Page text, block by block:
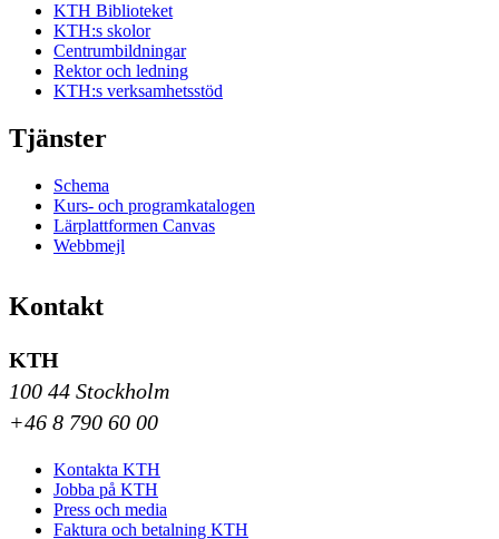
KTH Biblioteket
KTH:s skolor
Centrumbildningar
Rektor och ledning
KTH:s verksamhetsstöd
Tjänster
Schema
Kurs- och programkatalogen
Lärplattformen Canvas
Webbmejl
Kontakt
KTH
100 44 Stockholm
+46 8 790 60 00
Kontakta KTH
Jobba på KTH
Press och media
Faktura och betalning KTH